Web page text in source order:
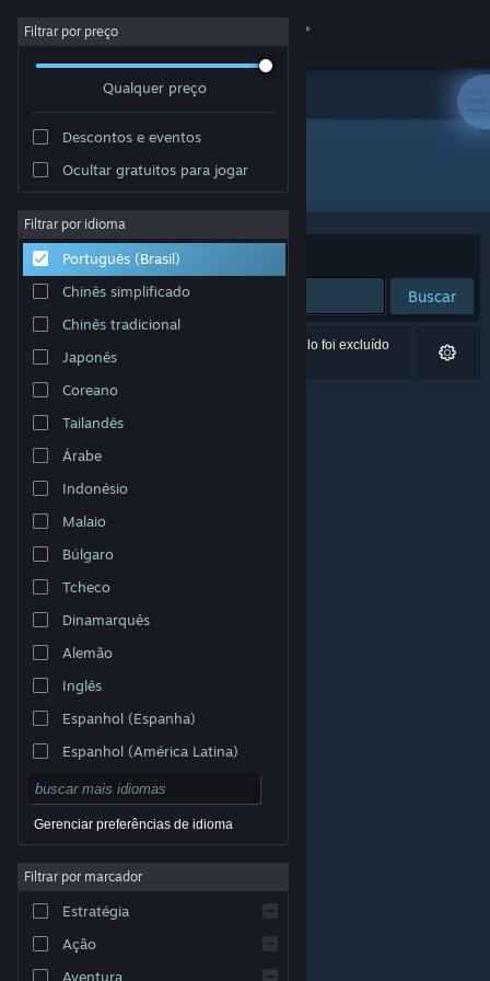
Iniciar sessão
Sobre
Suporte
Alterar idioma
Baixe o aplicativo móvel do Steam
Ver versão para computadores
© Valve Corporation. Todos os direitos reservados.
respectivos donos nos EUA e em outros países.
Acessibilidade
Reembolsos|Cookies
Filtrar por preço
Qualquer preço
Descontos e eventos
Ocultar gratuitos para jogar
Filtrar por idioma
Português (Brasil)
Chinês simplificado
Chinês tradicional
Japonês
Coreano
Tailandês
Árabe
Indonésio
Malaio
Búlgaro
Tcheco
Dinamarquês
Alemão
Inglês
Espanhol (Espanha)
Espanhol (América Latina)
Gerenciar preferências de idioma
Filtrar por marcador
Estratégia
Ação
Aventura
Desenvolvedor: Trey Powell
Ordenar por Relevância
Buscar
0 resultados correspondem à sua busca. Um título foi excluído
de acordo com as suas preferências.